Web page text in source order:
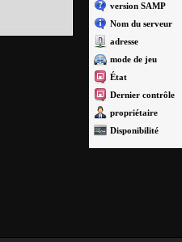
version SAMP
Nom du serveur
adresse
mode de jeu
État
Dernier contrôle
propriétaire
Disponibilité